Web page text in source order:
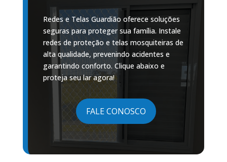
Redes e Telas Guardião oferece soluções
seguras para proteger sua família. Instale
redes de proteção e telas mosquiteiras de
alta qualidade, prevenindo acidentes e
garantindo conforto. Clique abaixo e
proteja seu lar agora!
FALE CONOSCO